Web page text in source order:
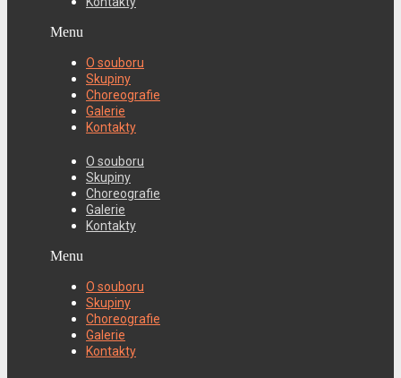
Menu
O souboru
Skupiny
Choreografie
Galerie
Kontakty
O souboru
Skupiny
Choreografie
Galerie
Kontakty
Menu
O souboru
Skupiny
Choreografie
Galerie
Kontakty